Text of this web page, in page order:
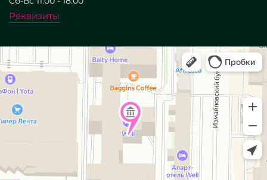
Реквизиты